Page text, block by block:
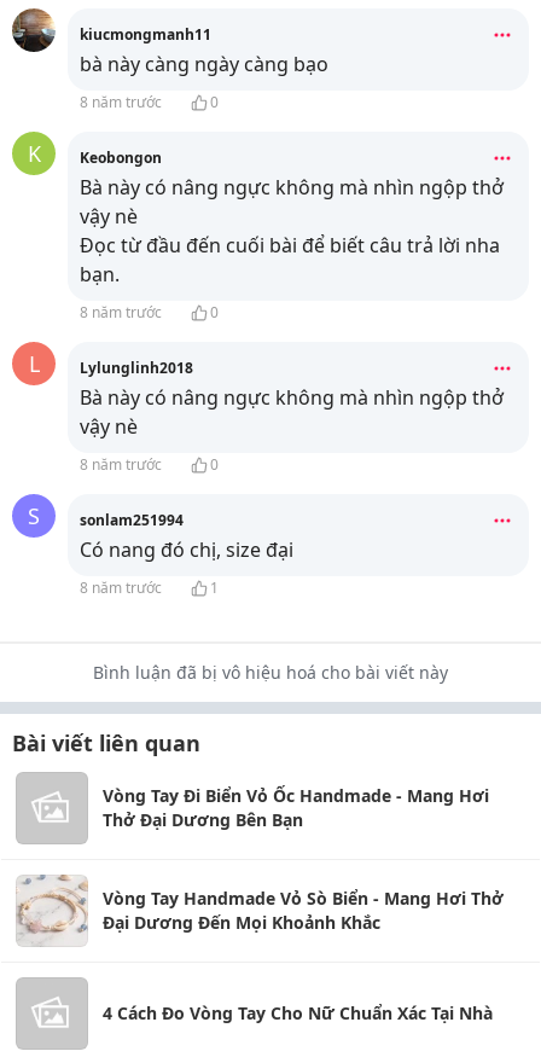
kiucmongmanh11
bà này càng ngày càng bạo
8 năm trước 0
K Keobongon
Bà này có nâng ngực không mà nhìn ngộp thở
vậy nè
Đọc từ đầu đến cuối bài để biết câu trả lời nha
bạn.
8 năm trước 0
L Lylunglinh2018
Bà này có nâng ngực không mà nhìn ngộp thở
vậy nè
8 năm trước 0
S sonlam251994
Có nang đó chị, size đại
8 năm trước 1
Bình luận đã bị vô hiệu hoá cho bài viết này
Bài viết liên quan
Vòng Tay Đi Biển Vỏ Ốc Handmade - Mang Hơi
Thở Đại Dương Bên Bạn
Vòng Tay Handmade Vỏ Sò Biển - Mang Hơi Thở
Đại Dương Đến Mọi Khoảnh Khắc
4 Cách Đo Vòng Tay Cho Nữ Chuẩn Xác Tại Nhà